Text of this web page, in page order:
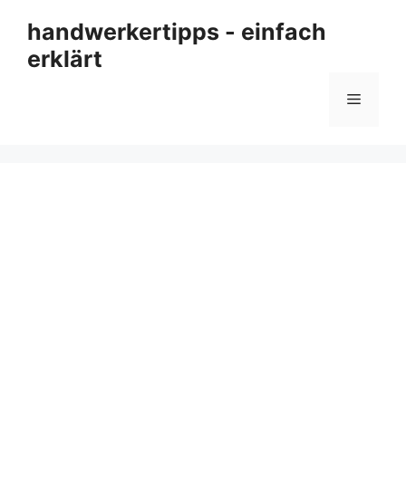
Inhalt
springen
handwerkertipps - einfach
erklärt
Menü